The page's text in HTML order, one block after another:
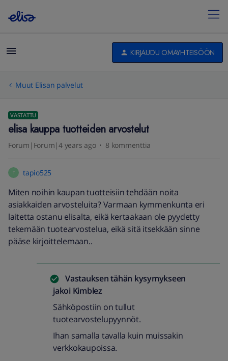
KIRJAUDU OMAYHTEISÖÖN
Muut Elisan palvelut
VASTATTU
elisa kauppa tuotteiden arvostelut
Forum|Forum|4 years ago 8 kommenttia
T tapio525
Miten noihin kaupan tuotteisiin tehdään noita
asiakkaiden arvosteluita? Varmaan kymmenkunta eri
laitetta ostanu elisalta, eikä kertaakaan ole pyydetty
tekemään tuotearvostelua, eikä sitä itsekkään sinne
pääse kirjoittelemaan..
Vastauksen tähän kysymykseen
jakoi Kimblez
Sähköpostiin on tullut
tuotearvostelupyynnöt.
Ihan samalla tavalla kuin muissakin
verkkokaupoissa.